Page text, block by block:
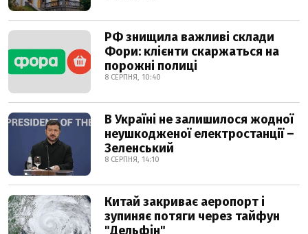
РФ знищила важливі склади
Фори: клієнти скаржаться на
порожні полиці
8 СЕРПНЯ, 10:40
В Україні не залишилося жодної
неушкодженої електростанції –
Зеленський
8 СЕРПНЯ, 14:10
Китай закриває аеропорт і
зупиняє потяги через тайфун
"Дельфін"